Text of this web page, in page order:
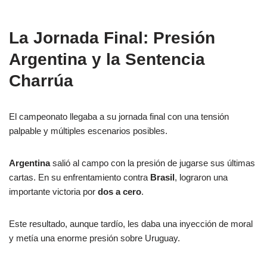
La Jornada Final: Presión
Argentina y la Sentencia
Charrúa
El campeonato llegaba a su jornada final con una tensión
palpable y múltiples escenarios posibles.
Argentinasalió al campo con la presión de jugarse sus últimas
cartas. En su enfrentamiento contra Brasil, lograron una
importante victoria por dos a cero.
Este resultado, aunque tardío, les daba una inyección de moral
y metía una enorme presión sobre Uruguay.